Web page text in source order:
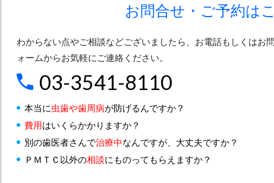
お問合せ・ご予約は
わからない点やご相談などございましたら、お電話もしくはお
ォームからお気軽にご連絡ください。
03-3541-8110
本当に虫歯や歯周病が防げるんですか？
費用はいくらかかりますか？
別の歯医者さんで治療中なんですが、大丈夫ですか？
ＰＭＴＣ以外の相談にものってもらえますか？